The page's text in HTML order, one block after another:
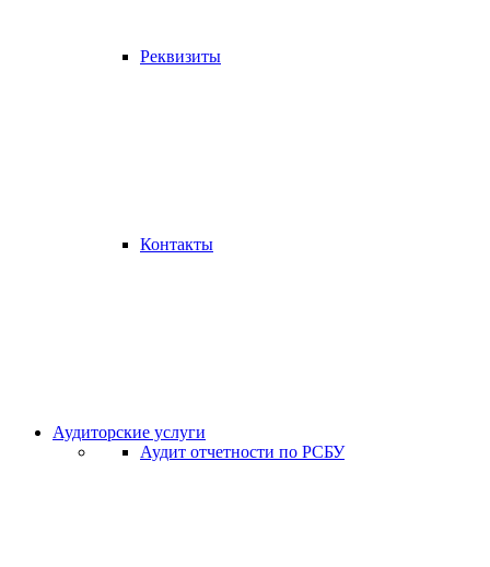
Реквизиты
Контакты
Аудиторские услуги
Аудит отчетности по РСБУ